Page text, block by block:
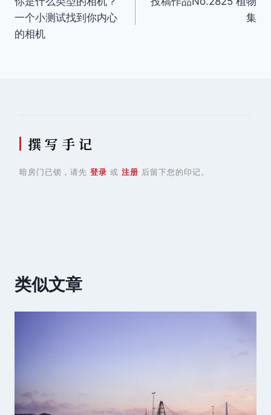
章
导
一个小测试找到你内心
的相机
集
撰 写 手 记
暗房门已锁，请先 登录 或 注册 后留下您的印记。
类似文章